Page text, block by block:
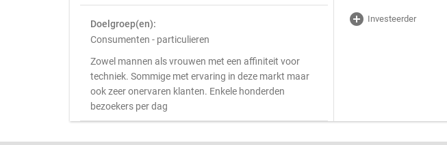
Doelgroep(en):
Consumenten - particulieren
Zowel mannen als vrouwen met een affiniteit voor
techniek. Sommige met ervaring in deze markt maar
ook zeer onervaren klanten. Enkele honderden
bezoekers per dag
add_circle Investeerder